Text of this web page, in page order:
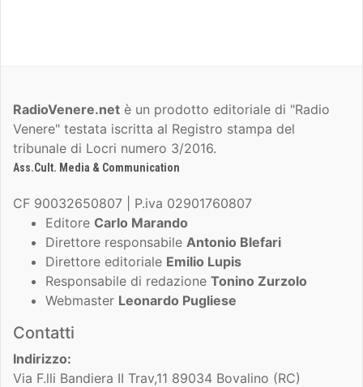
RadioVenere.net è un prodotto editoriale di "Radio
Venere" testata iscritta al Registro stampa del
tribunale di Locri numero 3/2016.
Ass.Cult. Media & Communication
CF 90032650807 | P.iva 02901760807
Editore Carlo Marando
Direttore responsabile Antonio Blefari
Direttore editoriale Emilio Lupis
Responsabile di redazione Tonino Zurzolo
Webmaster Leonardo Pugliese
Contatti
Indirizzo:
Via F.lli Bandiera II Trav,11 89034 Bovalino (RC)